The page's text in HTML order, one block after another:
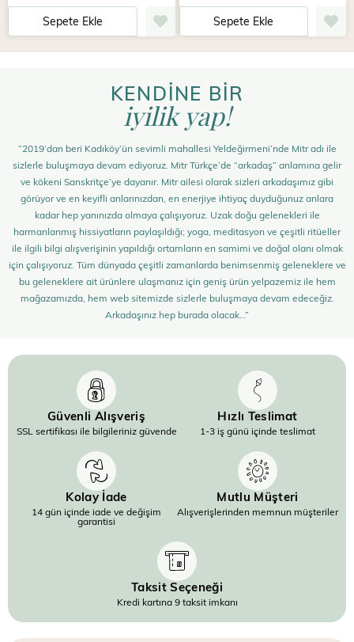
Sepete Ekle Sepete Ekle
KENDİNE BİR
iyilik yap!
“2019’dan beri Kadıköy’ün sevimli mahallesi Yeldeğirmeni’nde Mitr adı ile
sizlerle buluşmaya devam ediyoruz. Mitr Türkçe’de “arkadaş” anlamına gelir
ve kökeni Sanskritçe’ye dayanır. Mitr ailesi olarak sizleri arkadaşımız gibi
görüyor ve en keyifli anlarınızdan, en enerjiye ihtiyaç duyduğunuz anlara
kadar hep yanınızda olmaya çalışıyoruz. Uzak doğu gelenekleri ile
harmanlanmış hissiyatların paylaşıldığı; yoga, meditasyon ve çeşitli ritüeller
ile ilgili bilgi alışverişinin yapıldığı ortamların en samimi ve doğal olanı olmak
için çalışıyoruz. Tüm dünyada çeşitli zamanlarda benimsenmiş geleneklere ve
bu geleneklere ait ürünlere ulaşmanız için geniş ürün yelpazemiz ile hem
mağazamızda, hem web sitemizde sizlerle buluşmaya devam edeceğiz.
Arkadaşınız hep burada olacak…”
Güvenli Alışveriş
SSL sertifikası ile bilgileriniz güvende
Hızlı Teslimat
1-3 iş günü içinde teslimat
Kolay İade
14 gün içinde iade ve değişim
garantisi
Mutlu Müşteri
Alışverişlerinden memnun müşteriler
Taksit Seçeneği
Kredi kartına 9 taksit imkanı